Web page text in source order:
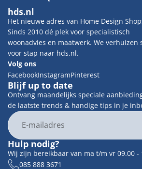
hds.nl
Het nieuwe adres van Home Design
Sinds 2010 dé plek voor specialistisch
woonadvies en maatwerk. We verhuizen
voor stap naar hds.nl.
Volg ons
FacebookInstagramPinterest
Blijf up to date
Ontvang maandelijks speciale
de laatste trends & handige tips in je
E-mail
Hulp nodig?
Wij zijn bereikbaar van ma t/m vr 09.00 -
085 888 3671
Contactgegevens
Terugbetalingsbeleid